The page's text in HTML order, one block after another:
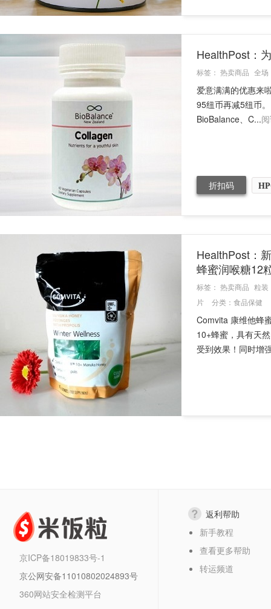
HealthPost：
标签： 热卖商品 全场
爱意满满的优惠来
95纽币再减5纽币
BioBalance、C...
折扣码
HealthPost：
蜂蜜润喉糖12
标签： 热卖商品 粒装
片
分类： 食品保健
Comvita 康维他蜂
10+蜂蜜，具有天
受到效果！同时增
京ICP备18019833号-1
京公网安备11010802024893号
360网站安全检测平台
返利帮助
新手教程
查看更多帮助
转运频道